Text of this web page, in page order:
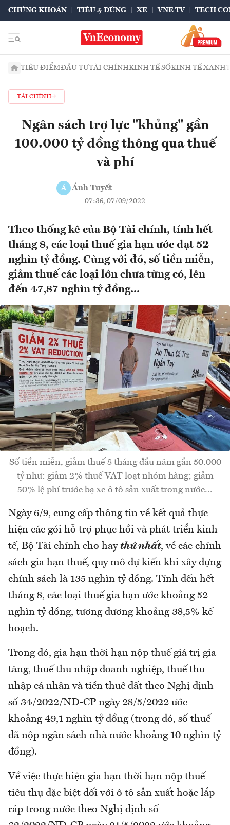
CHỨNG KHOÁN TIÊU & DÙNG XE VNE TV TECH
TIÊU ĐIỂMĐẦU TƯTÀI CHÍNHKINH TẾ SỐKINH TẾ XANH
TÀI CHÍNH
Ngân sách trợ lực "khủng" gần
100.000 tỷ đồng thông qua thuế
và phí
Á Ánh Tuyết
07:36, 07/09/2022
Theo thống kê của Bộ Tài chính, tính hết
tháng 8, các loại thuế gia hạn ước đạt 52
nghìn tỷ đồng. Cùng với đó, số tiền miễn,
giảm thuế các loại lớn chưa từng có, lên
đến 47,87 nghìn tỷ đồng...
Số tiền miễn, giảm thuế 8 tháng đầu năm gần 50.000
tỷ như: giảm 2% thuế VAT loạt nhóm hàng; giảm
50% lệ phí trước bạ xe ô tô sản xuất trong nước...
Ngày 6/9, cung cấp thông tin về kết quả thực
hiện các gói hỗ trợ phục hồi và phát triển kinh
tế, Bộ Tài chính cho hay thứ nhất, về các chính
sách gia hạn thuế, quy mô dự kiến khi xây dựng
chính sách là 135 nghìn tỷ đồng. Tính đến hết
tháng 8, các loại thuế gia hạn ước khoảng 52
nghìn tỷ đồng, tương đương khoảng 38,5% kế
hoạch.
Trong đó, gia hạn thời hạn nộp thuế giá trị gia
tăng, thuế thu nhập doanh nghiệp, thuế thu
nhập cá nhân và tiền thuê đất theo Nghị định
số 34/2022/NĐ-CP ngày 28/5/2022 ước
khoảng 49,1 nghìn tỷ đồng (trong đó, số thuế
đã nộp ngân sách nhà nước khoảng 10 nghìn tỷ
đồng).
Về việc thực hiện gia hạn thời hạn nộp thuế
tiêu thụ đặc biệt đối với ô tô sản xuất hoặc lắp
ráp trong nước theo Nghị định số